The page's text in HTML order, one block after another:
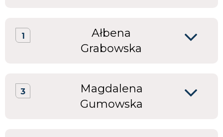
1
Ałbena
Grabowska
3
Magdalena
Gumowska